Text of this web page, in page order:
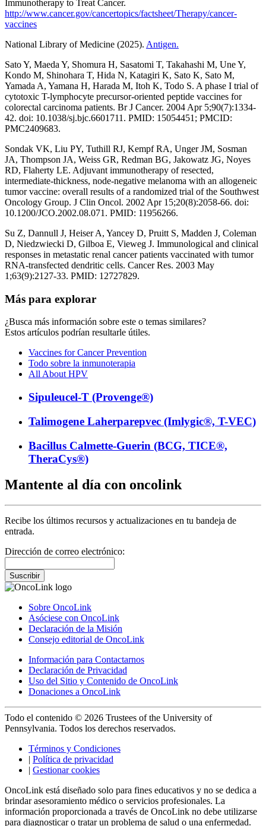
Immunotherapy to Treat Cancer.
http://www.cancer.gov/cancertopics/factsheet/Therapy/cancer-
vaccines
National Library of Medicine (2025). Antigen.
Sato Y, Maeda Y, Shomura H, Sasatomi T, Takahashi M, Une Y,
Kondo M, Shinohara T, Hida N, Katagiri K, Sato K, Sato M,
Yamada A, Yamana H, Harada M, Itoh K, Todo S. A phase I trial of
cytotoxic T-lymphocyte precursor-oriented peptide vaccines for
colorectal carcinoma patients. Br J Cancer. 2004 Apr 5;90(7):1334-
42. doi: 10.1038/sj.bjc.6601711. PMID: 15054451; PMCID:
PMC2409683.
Sondak VK, Liu PY, Tuthill RJ, Kempf RA, Unger JM, Sosman
JA, Thompson JA, Weiss GR, Redman BG, Jakowatz JG, Noyes
RD, Flaherty LE. Adjuvant immunotherapy of resected,
intermediate-thickness, node-negative melanoma with an allogeneic
tumor vaccine: overall results of a randomized trial of the Southwest
Oncology Group. J Clin Oncol. 2002 Apr 15;20(8):2058-66. doi:
10.1200/JCO.2002.08.071. PMID: 11956266.
Su Z, Dannull J, Heiser A, Yancey D, Pruitt S, Madden J, Coleman
D, Niedzwiecki D, Gilboa E, Vieweg J. Immunological and clinical
responses in metastatic renal cancer patients vaccinated with tumor
RNA-transfected dendritic cells. Cancer Res. 2003 May
1;63(9):2127-33. PMID: 12727829.
Más para explorar
¿Busca más información sobre este o temas similares?
Estos artículos podrían resultarle útiles.
Vaccines for Cancer Prevention
Todo sobre la inmunoterapia
All About HPV
Sipuleucel-T (Provenge®)
Talimogene Laherparepvec (Imlygic®, T-VEC)
Bacillus Calmette-Guerin (BCG, TICE®,
TheraCys®)
Mantente al día con oncolink
Recibe los últimos recursos y actualizaciones en tu bandeja de
entrada.
Dirección de correo electrónico:
Suscribir
Sobre OncoLink
Asóciese con OncoLink
Declaración de la Misión
Consejo editorial de OncoLink
Información para Contactarnos
Declaración de Privacidad
Uso del Sitio y Contenido de OncoLink
Donaciones a OncoLink
Todo el contenido © 2026 Trustees of the University of
Pennsylvania. Todos los derechos reservados.
Términos y Condiciones
| Política de privacidad
| Gestionar cookies
OncoLink está diseñado solo para fines educativos y no se dedica a
brindar asesoramiento médico o servicios profesionales. La
información proporcionada a través de OncoLink no debe utilizarse
para diagnosticar o tratar un problema de salud o una enfermedad.